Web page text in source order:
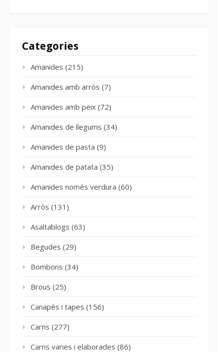
Categories
Amanides (215)
Amanides amb arròs (7)
Amanides amb peix (72)
Amanides de llegums (34)
Amanides de pasta (9)
Amanides de patata (35)
Amanides només verdura (60)
Arròs (131)
Asaltablogs (63)
Begudes (29)
Bombons (34)
Brous (25)
Canapès i tapes (156)
Carns (277)
Carns varies i elaborades (86)